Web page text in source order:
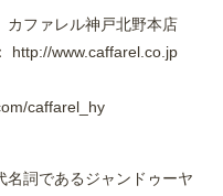
カファレル神戸北野本店
http://www.caffarel.co.jp
caffarel_hy
名詞であるジャンドゥーヤ